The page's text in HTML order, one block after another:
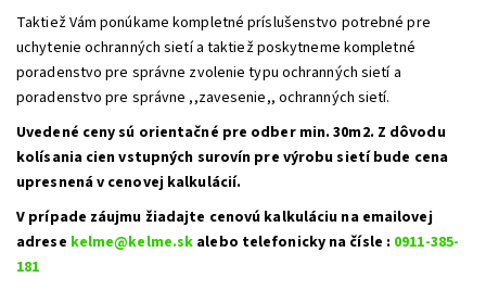
Taktiež Vám ponúkame kompletné príslušenstvo potrebné pre
uchytenie ochranných sietí a taktiež poskytneme kompletné
poradenstvo pre správne zvolenie typu ochranných sietí a
poradenstvo pre správne ,,zavesenie,, ochranných sietí.
Uvedené ceny sú orientačné pre odber min. 30m2. Z dôvodu
kolísania cien vstupných surovín pre výrobu sietí bude cena
upresnená v cenovej kalkulácií.
V prípade záujmu žiadajte cenovú kalkuláciu na emailovej
adrese kelme@kelme.sk alebo telefonicky na čísle : 0911-385-
181